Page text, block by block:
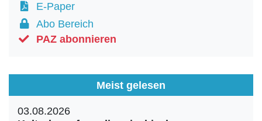
E-Paper
Abo Bereich
PAZ abonnieren
Meist gelesen
03.08.2026